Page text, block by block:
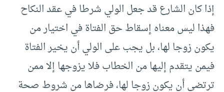
إذا كان الشارع قد جعل الولي شرطا في عقد النكاح
فهذا ليس معناه إسقاط حق الفتاة في اختيار من
يكون زوجا لها، بل يجب على الولي أن يخير الفتاة
فيمن يتقدم إليها من الخطاب فلا يزوجها إلا ممن
ترتضي أن يكون زوجا لها، فرضاها من شروط صحة